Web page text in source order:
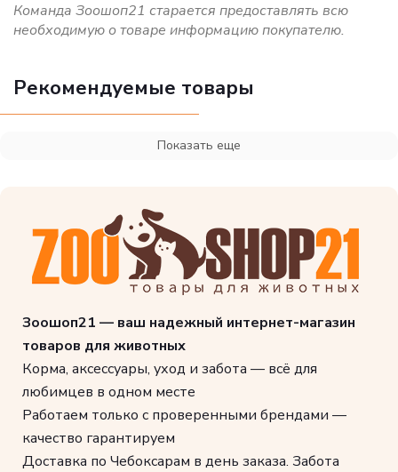
Команда Зоошоп21 старается предоставлять всю
необходимую о товаре информацию покупателю.
Рекомендуемые товары
Показать еще
Зоошоп21 — ваш надежный интернет-магазин
товаров для животных
Корма, аксессуары, уход и забота — всё для
любимцев в одном месте
Работаем только с проверенными брендами —
качество гарантируем
Доставка по Чебоксарам в день заказа. Забота